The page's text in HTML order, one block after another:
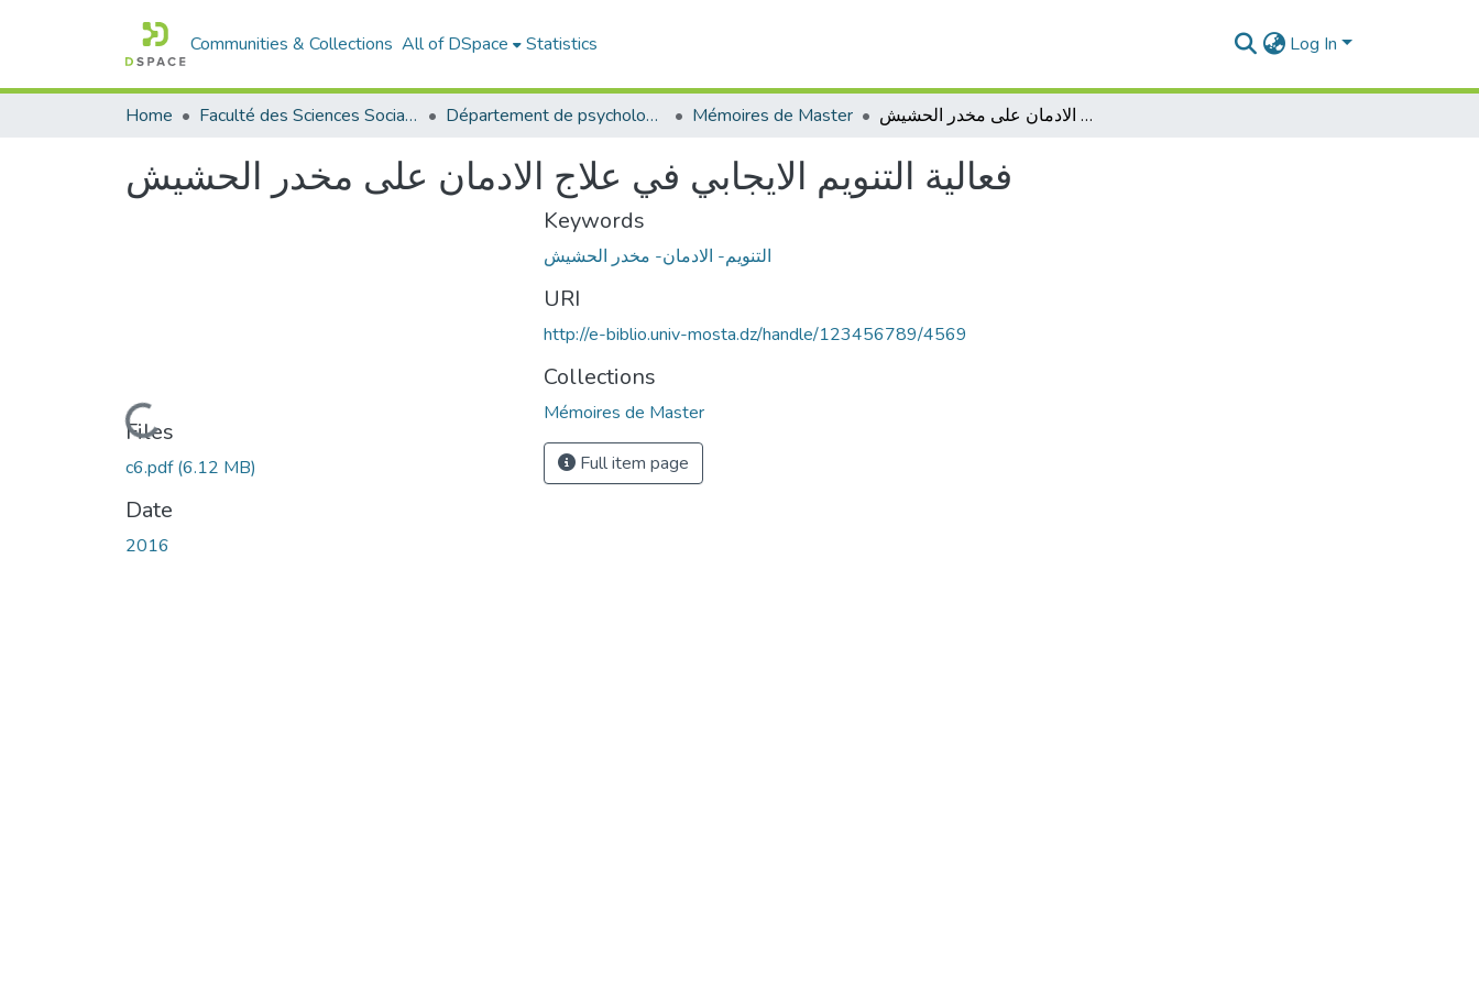
Communities & Collections All of DSpace Statistics Log In
Home Faculté des Sciences Sociales Département de psychologie Mémoires de Master فعالية التنويم الايجابي في علاج الادمان على مخدر الحشيش
فعالية التنويم الايجابي في علاج الادمان على مخدر الحشيش
Loading...
Files
c6.pdf(6.12 MB)
Date
2016
Keywords
التنويم- الادمان- مخدر الحشيش
URI
http://e-biblio.univ-mosta.dz/handle/123456789/4569
Collections
Mémoires de Master
Full item page